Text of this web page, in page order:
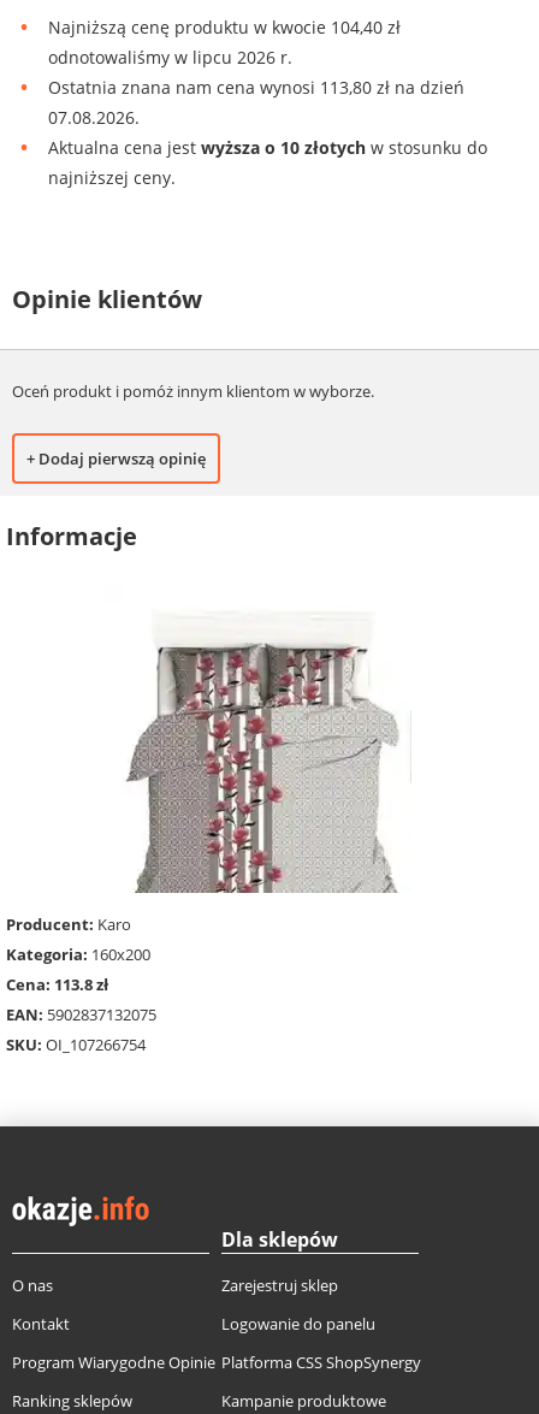
Najniższą cenę produktu w kwocie 104,40 zł
odnotowaliśmy w lipcu 2026 r.
Ostatnia znana nam cena wynosi 113,80 zł na dzień
07.08.2026.
Aktualna cena jest wyższa o 10 złotych w stosunku do
najniższej ceny.
Opinie klientów
Oceń produkt i pomóż innym klientom w wyborze.
+ Dodaj pierwszą opinię
Informacje
Producent: Karo
Kategoria: 160x200
Cena: 113.8 zł
EAN: 5902837132075
SKU: OI_107266754
O nas
Kontakt
Program Wiarygodne Opinie
Ranking sklepów
Dla sklepów
Zarejestruj sklep
Logowanie do panelu
Platforma CSS ShopSynergy
Kampanie produktowe